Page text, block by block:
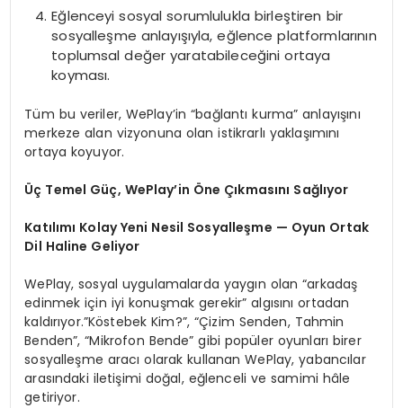
Eğlenceyi sosyal sorumlulukla birleştiren bir
sosyalleşme anlayışıyla, eğlence platformlarının
toplumsal değer yaratabileceğini ortaya
koyması.
Tüm bu veriler, WePlay’in “bağlantı kurma” anlayışını
merkeze alan vizyonuna olan istikrarlı yaklaşımını
ortaya koyuyor.
Üç Temel Güç, WePlay’in Öne Çıkmasını Sağlıyor
Katılımı Kolay Yeni Nesil Sosyalleşme — Oyun Ortak
Dil Haline Geliyor
WePlay, sosyal uygulamalarda yaygın olan “arkadaş
edinmek için iyi konuşmak gerekir” algısını ortadan
kaldırıyor.”Köstebek Kim?”, “Çizim Senden, Tahmin
Benden”, “Mikrofon Bende” gibi popüler oyunları birer
sosyalleşme aracı olarak kullanan WePlay, yabancılar
arasındaki iletişimi doğal, eğlenceli ve samimi hâle
getiriyor.